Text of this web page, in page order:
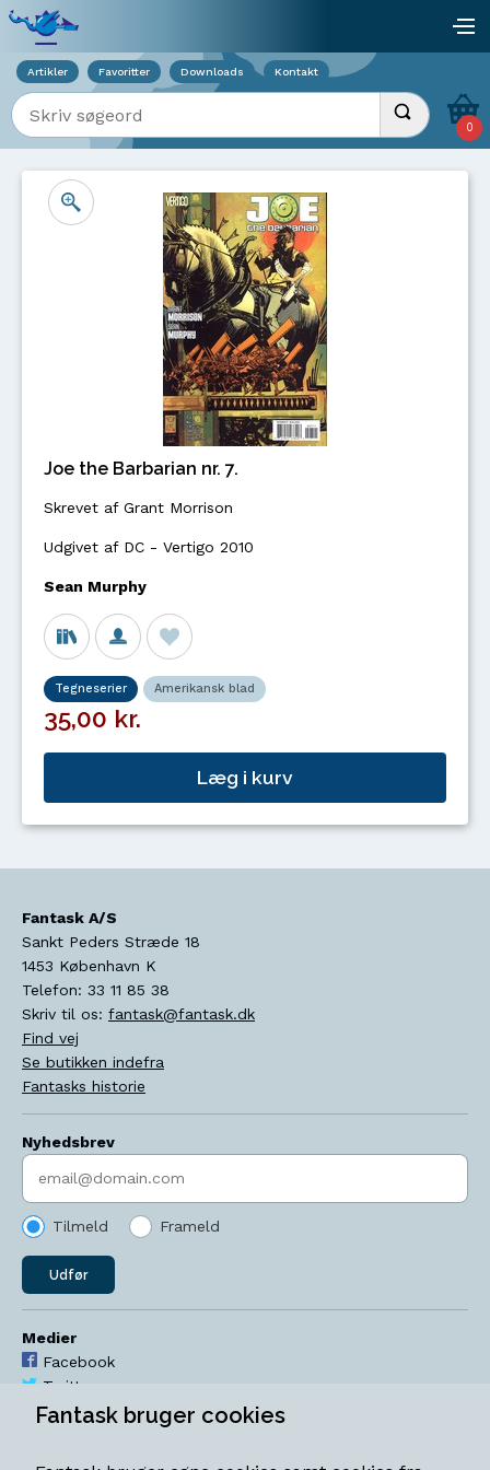
Artikler Favoritter Downloads Kontakt
Indtast søgeord Udfør søgning
0
Joe the Barbarian nr. 7.
Skrevet af Grant Morrison
Udgivet af DC - Vertigo 2010
Sean Murphy
Tegneserier Amerikansk blad
35,00 kr.
Læg i kurv
Fantask A/S
Sankt Peders Stræde 18
1453 København K
Telefon: 33 11 85 38
Skriv til os: fantask@fantask.dk
Find vej
Se butikken indefra
Fantasks historie
Nyhedsbrev
Indtast søgeord
Tilmeld Frameld
Udfør
Medier
Facebook
Twitter
YouTube
Viser overlay for indkøbskurv
Fantask bruger cookies